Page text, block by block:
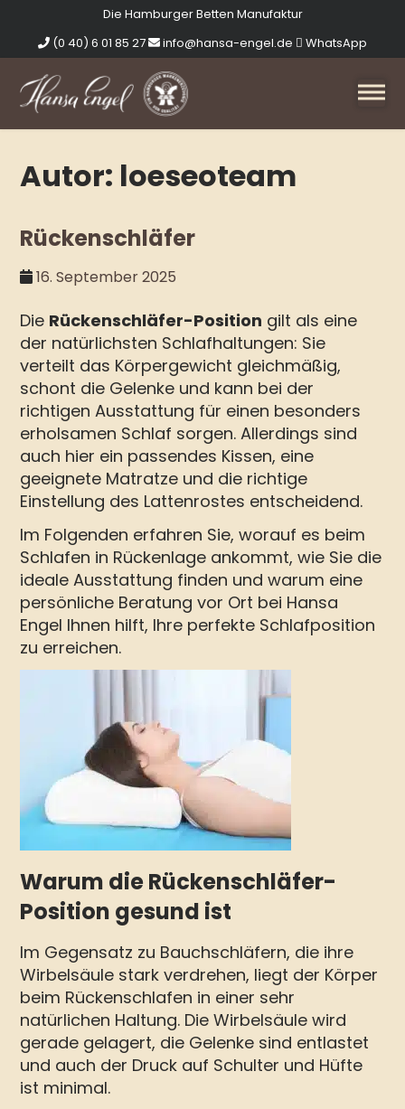
Die Hamburger Betten Manufaktur
(0 40) 6 01 85 27
info@hansa-engel.de WhatsApp
EINZEL- & DOPPELBETTEN
SENIOREN & PFLEGEBETTEN
BETTSOFAS
LATTENROST
ZUBEHÖR
BETTDECKEN
MATRATZENSCHUTZ
BETTFÜSSE & ROLLEN
ÜBERWÜRFE & TAGESDECKEN
SERVICE
SCHLAFBERATUNG VOR ORT
RATGEBER
ÜBER UNS
KUNDENSTIMMEN
KONTAKT
Autor: loeseoteam
Rückenschläfer
16. September 2025
Die Rückenschläfer-Position gilt als eine
der natürlichsten Schlafhaltungen: Sie
verteilt das Körpergewicht gleichmäßig,
schont die Gelenke und kann bei der
richtigen Ausstattung für einen besonders
erholsamen Schlaf sorgen. Allerdings sind
auch hier ein passendes Kissen, eine
geeignete Matratze und die richtige
Einstellung des Lattenrostes entscheidend.
Im Folgenden erfahren Sie, worauf es beim
Schlafen in Rückenlage ankommt, wie Sie die
ideale Ausstattung finden und warum eine
persönliche Beratung vor Ort bei Hansa
Engel Ihnen hilft, Ihre perfekte Schlafposition
zu erreichen.
Warum die Rückenschläfer-
Position gesund ist
Im Gegensatz zu Bauchschläfern, die ihre
Wirbelsäule stark verdrehen, liegt der Körper
beim Rückenschlafen in einer sehr
natürlichen Haltung. Die Wirbelsäule wird
gerade gelagert, die Gelenke sind entlastet
und auch der Druck auf Schulter und Hüfte
ist minimal.